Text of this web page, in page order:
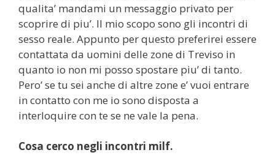
qualita’ mandami un messaggio privato per
scoprire di piu’. Il mio scopo sono gli incontri di
sesso reale. Appunto per questo preferirei essere
contattata da uomini delle zone di Treviso in
quanto io non mi posso spostare piu’ di tanto.
Pero’ se tu sei anche di altre zone e’ vuoi entrare
in contatto con me io sono disposta a
interloquire con te se ne vale la pena.
Cosa cerco negli incontri milf.